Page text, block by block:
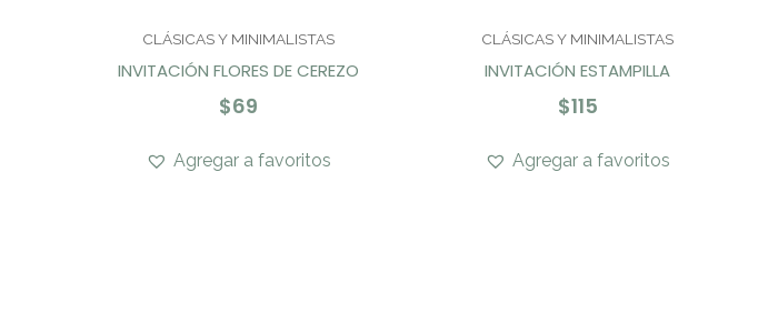
CLÁSICAS Y MINIMALISTAS
INVITACIÓN FLORES DE CEREZO
$69
Agregar a favoritos
CLÁSICAS Y MINIMALISTAS
INVITACIÓN ESTAMPILLA
$115
Agregar a favoritos